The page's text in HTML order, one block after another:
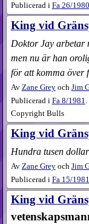
Publicerad i Fa 26​/1980
King vid
Doktor Jay arbetar
men nu är han
för att komma över
Av Zane Greyoch Jim
Publicerad i Fa 8​/1981
Copyright Bulls
King vid
Hundra tusen
Av Zane Greyoch Jim
Publicerad i Fa15​/1981
King vid